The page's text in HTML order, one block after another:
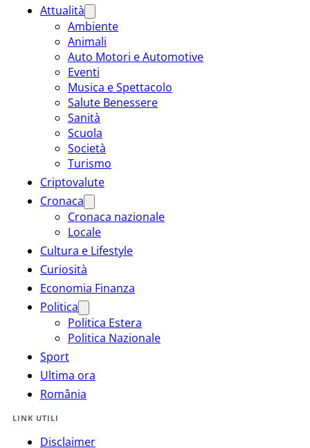
Attualità
Ambiente
Animali
Auto Motori e Automotive
Eventi
Musica e Spettacolo
Salute Benessere
Sanità
Scuola
Società
Turismo
Criptovalute
Cronaca
Cronaca nazionale
Locale
Cultura e Lifestyle
Curiosità
Economia Finanza
Politica
Politica Estera
Politica Nazionale
Sport
Ultima ora
România
LINK UTILI
Disclaimer